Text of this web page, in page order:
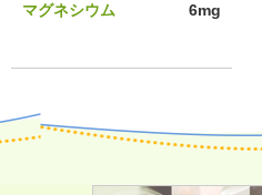
マグネシウム 6mg